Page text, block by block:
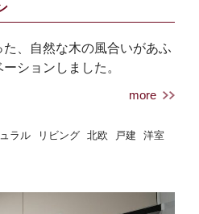
、自然な木の風合いがあふ
ションしました。
more
ラル リビング 北欧 戸建
洋室